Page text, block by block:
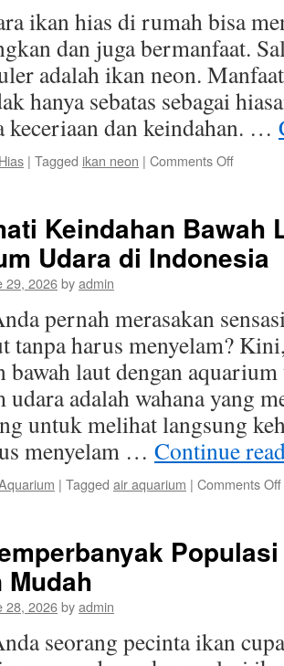
ikan hias di rumah bisa
dan juga bermanfaat.
adalah ikan neon.
hanya sebatas sebagai
keceriaan dan keindahan. …
| Tagged ikan neon | Comments Offon
neon
di
rumah:
dan
Keindahan Bawah
Udara di Indonesia
29, 2026byadmin
pernah merasakan
tanpa harus menyelam?
bawah laut dengan
adalah wahana yang
untuk melihat langsung
menyelam … Continue
| Tagged air aquarium | Comments Off
Mudah
28, 2026byadmin
seorang pecinta ikan